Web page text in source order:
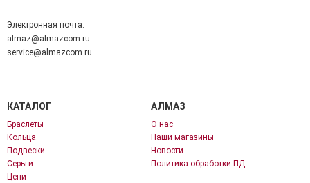
Электронная почта:
almaz@almazcom.ru
service@almazcom.ru
КАТАЛОГ
Браслеты
Кольца
Подвески
Серьги
Цепи
АЛМАЗ
О нас
Наши магазины
Новости
Политика обработки ПД